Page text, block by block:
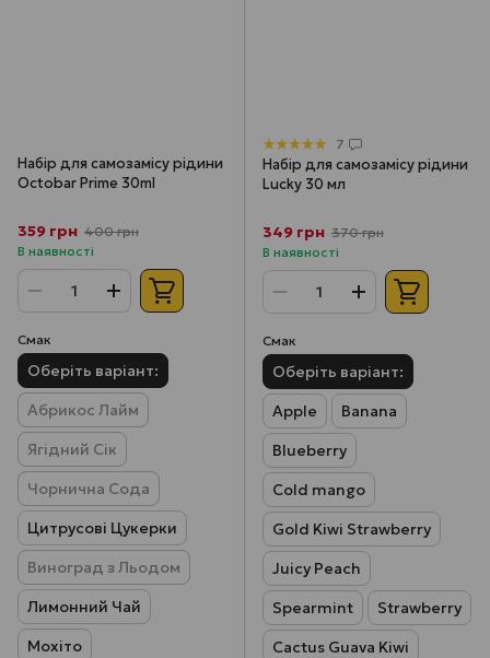
Набір для самозамісу рідини
Octobar Prime 30ml
359 грн 400 грн
В наявності
Смак
Оберіть варіант:
Абрикос Лайм
Ягідний Сік
Чорнична Сода
Цитрусові Цукерки
Виноград з Льодом
Лимонний Чай
Мохіто
7
Набір для самозамісу рідини
Lucky 30 мл
349 грн 370 грн
В наявності
Смак
Оберіть варіант:
Apple
Banana
Blueberry
Cold mango
Gold Kiwi Strawberry
Juicy Peach
Spearmint
Strawberry
Cactus Guava Kiwi